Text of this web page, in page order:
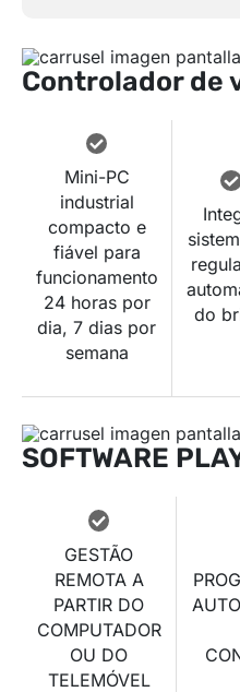
Controlador de
Mini-PC
industrial
compacto e
fiável para
funcionamento
24 horas por
dia, 7 dias por
semana
do
SOFTWARE
GESTÃO
REMOTA A
PARTIR DO
COMPUTADOR
OU DO
TELEMÓVEL